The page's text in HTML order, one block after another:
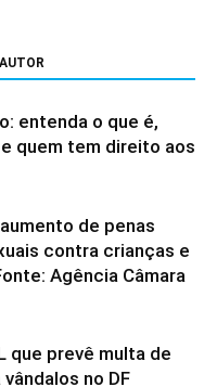
entenda o que é,
quem tem direito aos
de penas
contra crianças e
Agência Câmara
que prevê multa de
no DF